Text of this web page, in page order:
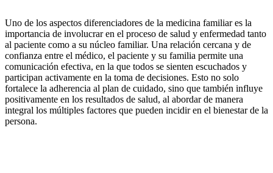
Uno de los aspectos diferenciadores de la medicina familiar es la
importancia de involucrar en el proceso de salud y enfermedad tanto
al paciente como a su núcleo familiar. Una relación cercana y de
confianza entre el médico, el paciente y su familia permite una
comunicación efectiva, en la que todos se sienten escuchados y
participan activamente en la toma de decisiones. Esto no solo
fortalece la adherencia al plan de cuidado, sino que también influye
positivamente en los resultados de salud, al abordar de manera
integral los múltiples factores que pueden incidir en el bienestar de la
persona.